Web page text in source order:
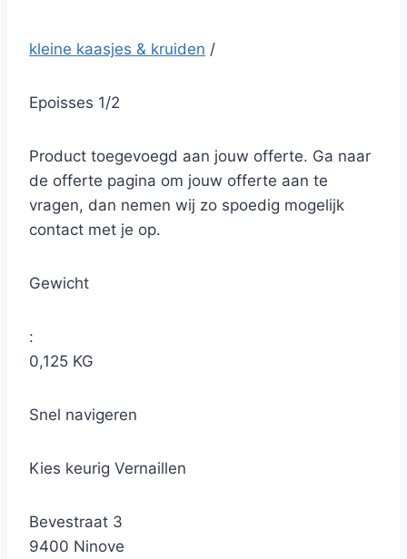
kleine kaasjes & kruiden /
Epoisses 1/2
Product toegevoegd aan jouw offerte. Ga naar
de offerte pagina om jouw offerte aan te
vragen, dan nemen wij zo spoedig mogelijk
contact met je op.
Gewicht
:
0,125 KG
Snel navigeren
Kies keurig Vernaillen
Bevestraat 3
9400 Ninove